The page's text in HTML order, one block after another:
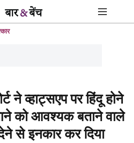
ने व्हाट्सएप पर हिंदू होने
को आवश्यक बताने वाले
से इनकार कर दिया